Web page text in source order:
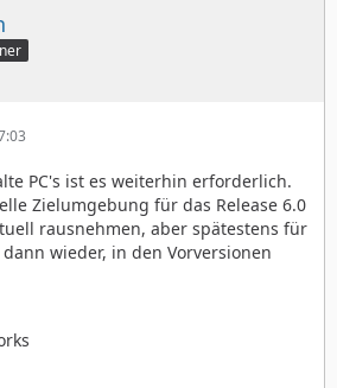
PC's ist es weiterhin erforderlich.
Zielumgebung für das Release 6.0
rausnehmen, aber spätestens für
wieder, in den Vorversionen